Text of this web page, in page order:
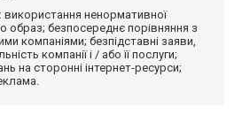
використання ненормативної
образ; безпосереднє порівняння з
компаніями; безпідставні заяви,
компанії і / або її послуги;
на сторонні інтернет-ресурси;